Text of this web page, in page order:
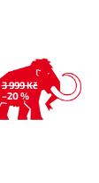
3 999 Kč
–20 %